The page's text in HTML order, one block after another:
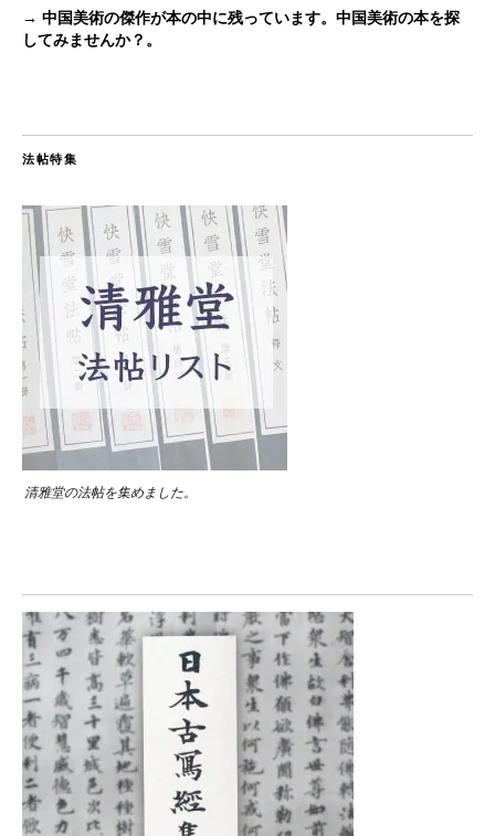
→ 中国美術の傑作が本の中に残っています。中国美術の本を探
してみませんか？。
法帖特集
清雅堂の法帖を集めました。